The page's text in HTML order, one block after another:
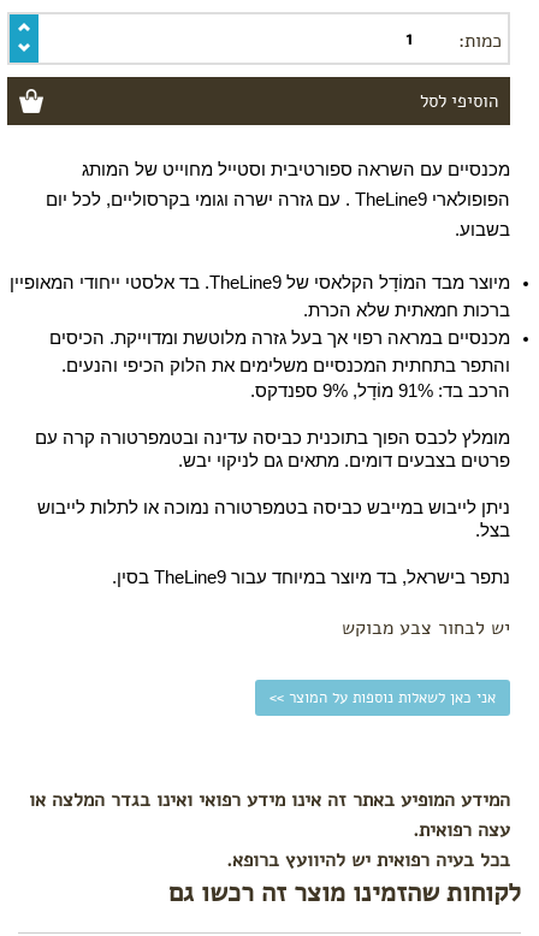
מתיחה
ורידים
בולטים
ורגליים
נפוחות
לידה
עיסוי
פרינאום
כמות:
מכנסיים עם השראה ספורטיבית וסטייל מחוייט של המותג
הפופולארי TheLine9
בשבוע.
ברכות חמאתית שלא הכרת.
והתפר בתחתית המכנסיים משלימים את הלוק הכיפי והנעים.
הרכב בד: 91% מוֹדָל, 9% ספנדקס.
פרטים בצבעים דומים. מתאים גם לניקוי יבש.
ניתן לייבוש במייבש כביסה בטמפרטורה נמוכה או לתלות לייבוש
בצל.
נתפר בישראל, בד מיוצר במיוחד עבור TheLine9 בסין.
יש לבחור צבע מבוקש
אני כאן לשאלות נוספות על המוצר >>
המידע המופיע באתר זה אינו מידע רפואי ואינו בגדר המלצה או
עצה רפואית.
בכל בעיה רפואית יש להיוועץ ברופא.
לקוחות שהזמינו מוצר זה רכשו גם